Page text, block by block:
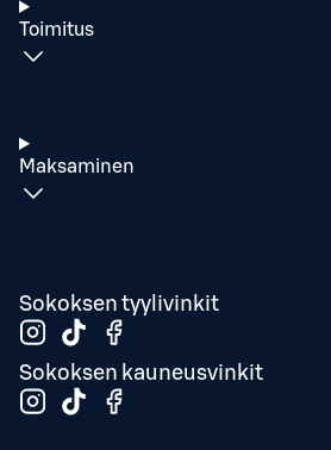
Toimitus
Maksaminen
Sokoksen tyylivinkit
Sokoksen kauneusvinkit